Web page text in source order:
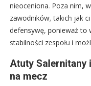
nieoceniona. Poza nim,
zawodników, takich jak
defensywę, ponieważ to
stabilności zespołu i
Atuty Salernitany
na mecz